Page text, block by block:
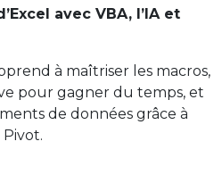
avec VBA, l’IA et
à maîtriser les macros,
pour gagner du temps, et
de données grâce à